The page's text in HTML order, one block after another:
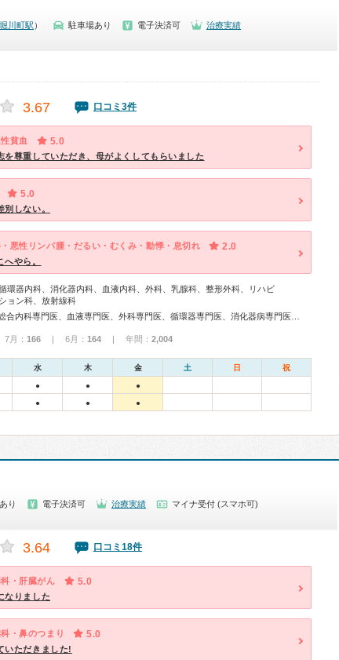
堀川町駅 ） 駐車場あり 電子決済可
治療実績
3.67 口コミ3件
貧血 5.0
を尊重していただき、母がよくしてもらいました
5.0
別しない。
悪性リンパ腫・だるい・むくみ・動悸・息切れ 2.0
へやら。
環器内科、消化器内科、血液内科、外科、乳腺科、整形外科、リハビ
ョン科、放射線科
月： 166 | 6月： 164 | 年間： 2,004
水 木 金 土 日 祝
● ● ●
● ● ●
り 電子決済可 治療実績
マイナ受付 (スマホ可)
3.64 口コミ18件
・肝臓がん 5.0
なりました
・鼻のつまり 5.0
いただきました!